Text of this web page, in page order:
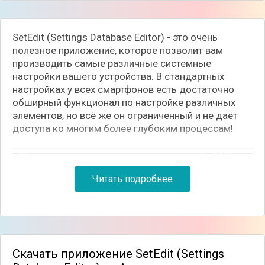
SetEdit (Settings Database Editor) - это очень
полезное приложение, которое позволит вам
производить самые различные системные
настройки вашего устройства. В стандартных
настройках у всех смартфонов есть достаточно
обширный функционал по настройке различных
элементов, но всё же он ограниченный и не даёт
доступа ко многим более глубоким процессам!
Читать подробнее
Скачать приложение SetEdit (Settings